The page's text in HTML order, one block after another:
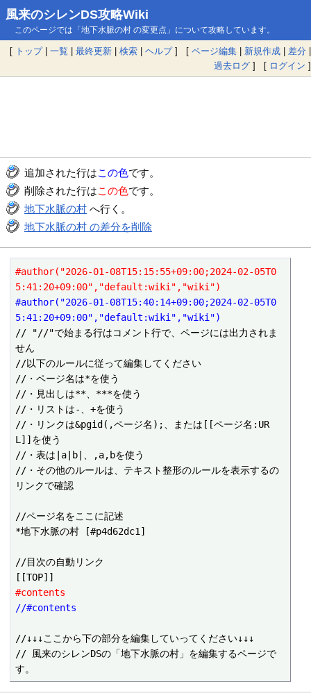
風来のシレンDS攻略Wiki
このページでは「地下水脈の村 の変更点」について攻略しています。
[ トップ| 一覧 | 最終更新 | 検索 | ヘルプ] [ ページ編集 | 新規作成 | 差分 |
過去ログ ] [ ログイン ]
追加された行はこの色です。
削除された行はこの色です。
地下水脈の村 へ行く。
地下水脈の村 の差分を削除
#author("2026-01-08T15:15:55+09:00;2024-02-05T0
5:41:20+09:00","default:wiki","wiki")
#author("2026-01-08T15:40:14+09:00;2024-02-05T0
5:41:20+09:00","default:wiki","wiki")
// "//"で始まる行はコメント行で、ページには出力されま
せん
//以下のルールに従って編集してください
//・ページ名は*を使う
//・見出しは**、***を使う
//・リストは-、+を使う
//・リンクは&pgid(,ページ名);、または[[ページ名:UR
L]]を使う
//・表は|a|b|、,a,bを使う
//・その他のルールは、テキスト整形のルールを表示するの
リンクで確認
//ページ名をここに記述
*地下水脈の村 [#p4d62dc1]
//目次の自動リンク
#contents
//#contents
//↓↓↓ここから下の部分を編集していってください↓↓↓
// 風来のシレンDSの「地下水脈の村」を編集するページで